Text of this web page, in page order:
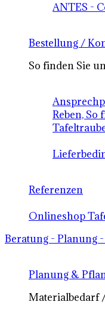
ANTES -
Bestellung /
So finden Sie
Reben, So
Referenzen
Onlineshop
Beratung - Planung
Planung &
Materialbedarf